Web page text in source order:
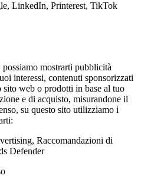
LinkedIn, Printerest, TikTok
mostrarti pubblicità
interessi, contenuti sponsorizzati
web o prodotti in base al tuo
e di acquisto, misurandone il
su questo sito utilizziamo i
Raccomandazioni di
Defender